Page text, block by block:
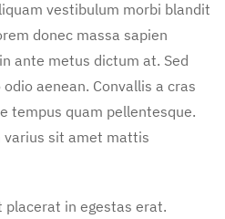
vestibulum morbi blandit
donec massa sapien
ante metus dictum at. Sed
aenean. Convallis a cras
tempus quam pellentesque.
varius sit amet mattis
in egestas erat.